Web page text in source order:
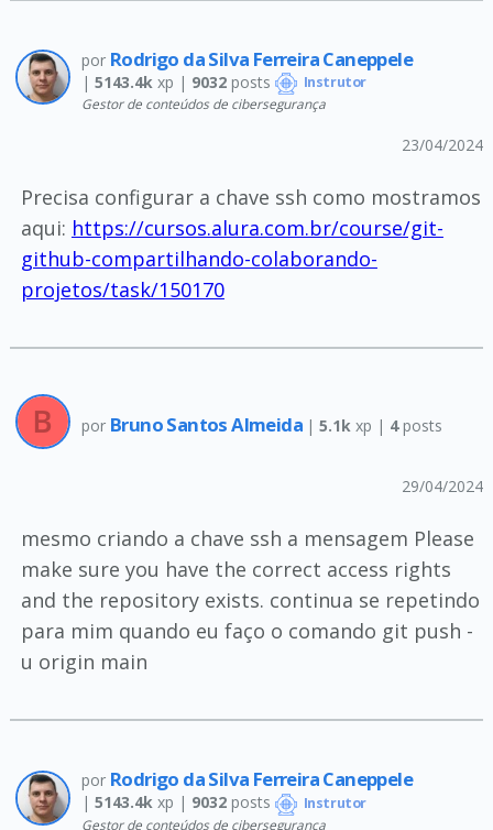
por Rodrigo da Silva Ferreira Caneppele
| 5143.4k xp | 9032posts Instrutor
Gestor de conteúdos de cibersegurança
23/04/2024
Precisa configurar a chave ssh como mostramos
aqui: https://cursos.alura.com.br/course/git-
github-compartilhando-colaborando-
projetos/task/150170
por Bruno Santos Almeida |5.1k xp | 4posts
29/04/2024
mesmo criando a chave ssh a mensagem Please
make sure you have the correct access rights
and the repository exists. continua se repetindo
para mim quando eu faço o comando git push -
u origin main
por Rodrigo da Silva Ferreira Caneppele
| 5143.4kxp | 9032posts Instrutor
Gestor de conteúdos de cibersegurança